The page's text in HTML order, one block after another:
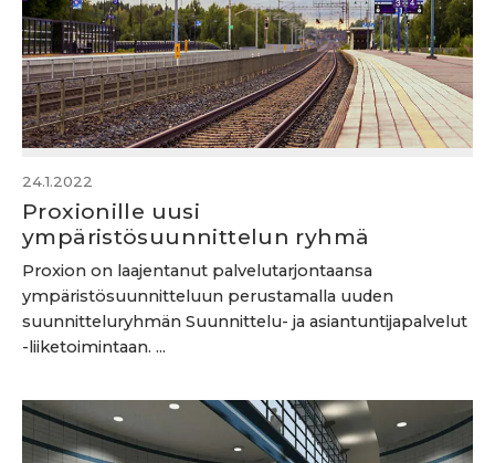
24.1.2022
Proxionille uusi
ympäristösuunnittelun ryhmä
Proxion on laajentanut palvelutarjontaansa
ympäristösuunnitteluun perustamalla uuden
suunnitteluryhmän Suunnittelu- ja asiantuntijapalvelut
-liiketoimintaan. ...